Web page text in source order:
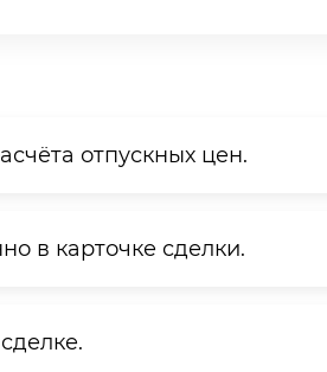
отпускных цен.
в карточке сделки.